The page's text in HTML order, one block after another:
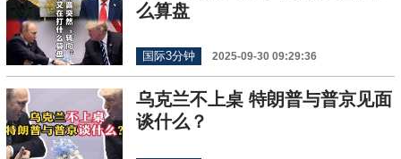
么算盘
国际3分钟 2025-09-30 09:29:36
乌克兰不上桌 特朗普与普京见面
谈什么？